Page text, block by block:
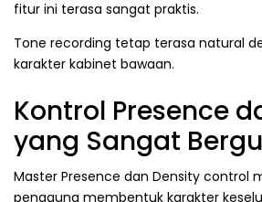
fitur ini terasa sangat praktis.
Tone recording tetap terasa natural
karakter kabinet bawaan.
Kontrol Presence
yang Sangat
Master Presence dan Density control
pengguna membentuk karakter